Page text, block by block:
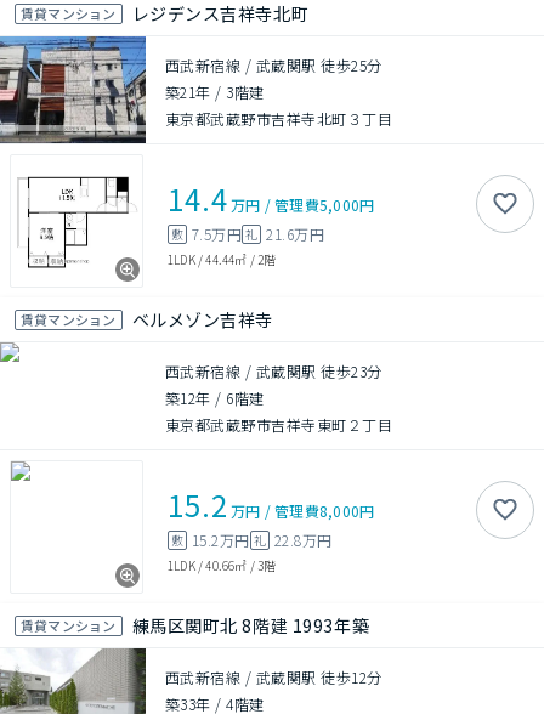
賃貸マンション レジデンス吉祥寺北町
西武新宿線 / 武蔵関駅 徒歩25分
築21年 / 3階建
東京都武蔵野市吉祥寺北町３丁目
14.4万円 /管理費5,000円
敷 7.5万円礼 21.6万円
1LDK/44.44㎡ / 2階
賃貸マンション ベルメゾン吉祥寺
西武新宿線 / 武蔵関駅 徒歩23分
築12年 / 6階建
東京都武蔵野市吉祥寺東町２丁目
15.2 万円 /管理費8,000円
敷 15.2万円 礼 22.8万円
1LDK/40.66㎡ /3階
賃貸マンション 練馬区関町北 8階建 1993年築
西武新宿線 / 武蔵関駅 徒歩12分
築33年 /4階建